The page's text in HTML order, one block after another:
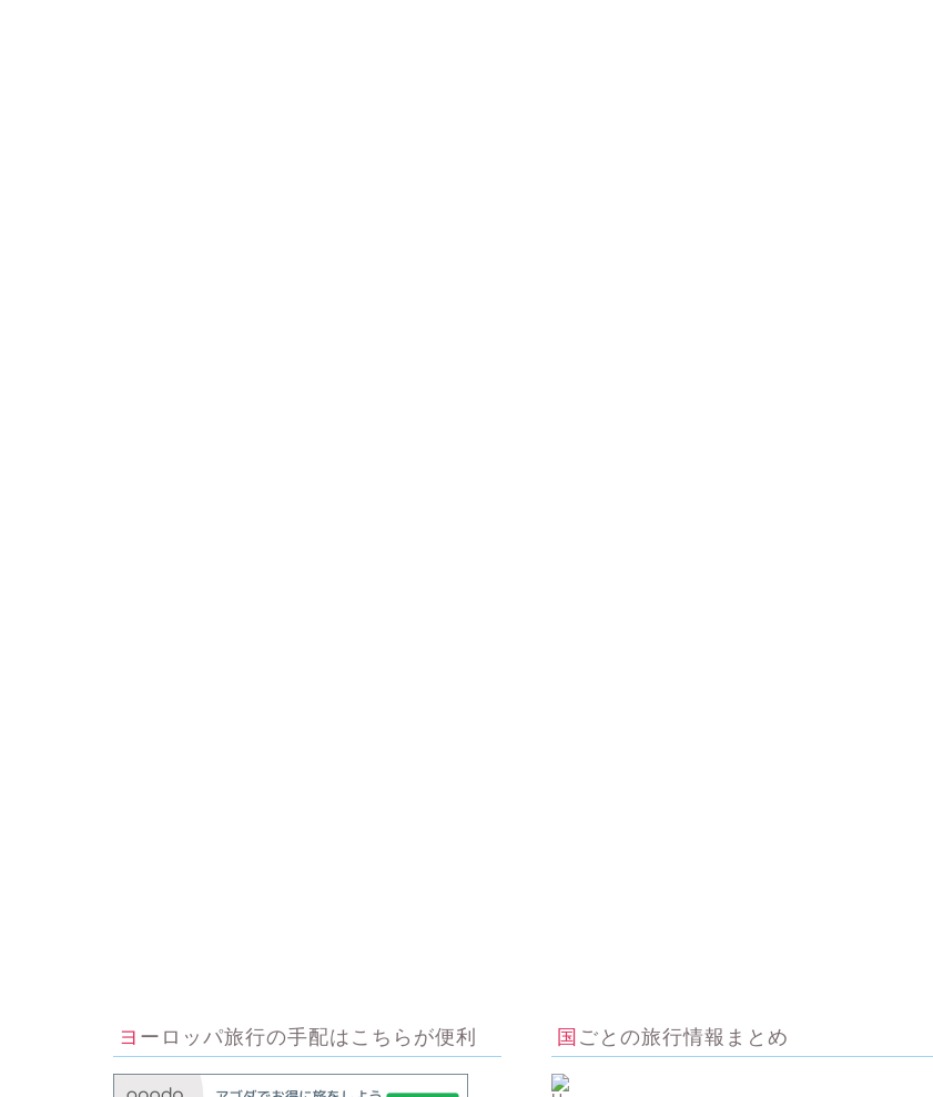
ヨーロッパ旅行の手配はこちらが便利 国ごとの旅行情報まとめ